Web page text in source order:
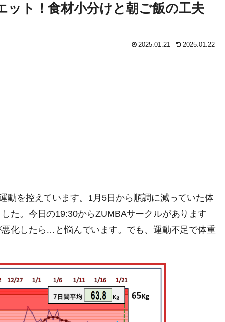
ット！食材小分けと朝ご飯の工夫
2025.01.21 2025.01.22
動を控えています。1月5日から順調に減っていた体
た。今日の19:30からZUMBAサークルがあります
化したら…と悩んでいます。でも、運動不足で体重